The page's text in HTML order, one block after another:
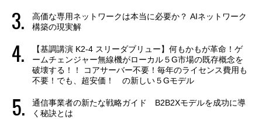
高価な専用ネットワークは本当に必要か？ AIネットワーク
構築の現実解
【基調講演 K2-4 スリーダブリュー】何もかもが革命！ゲ
ームチェンジャー無線機がローカル５G市場の既存概念を
破壊する！！ コアサーバー不要！毎年のライセンス費用も
不要！でも、超安価！ の新しい５Gモデル
通信事業者の新たな戦略ガイド B2B2Xモデルを成功に導
く秘訣とは